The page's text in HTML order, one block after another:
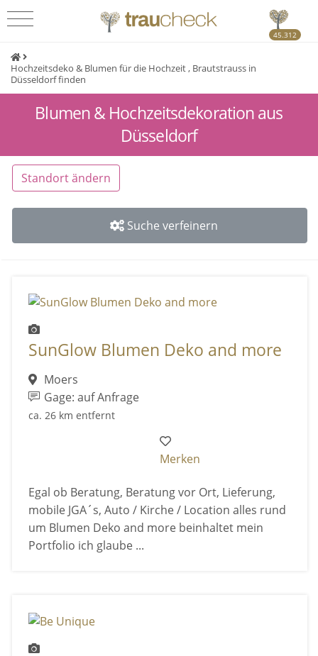
45.312
Hochzeitsdeko & Blumen für die Hochzeit , Brautstrauss in
Düsseldorf finden
Blumen & Hochzeitsdekoration aus
Düsseldorf
Standort ändern
Suche verfeinern
SunGlow Blumen Deko and more
Moers
Gage: auf Anfrage
ca. 26 km entfernt
Merken
Egal ob Beratung, Beratung vor Ort, Lieferung,
mobile JGA´s, Auto / Kirche / Location alles rund
um Blumen Deko and more beinhaltet mein
Portfolio ich glaube ...